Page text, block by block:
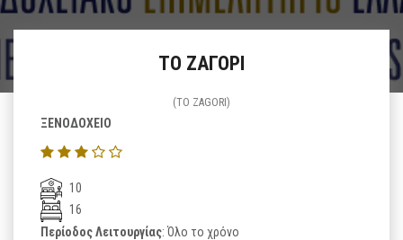
ΤΟ ΖΑΓΟΡΙ
(TO ZAGORI)
ΞΕΝΟΔΟΧΕΙΟ
10
16
Περίοδος Λειτουργίας: Όλο το χρόνο